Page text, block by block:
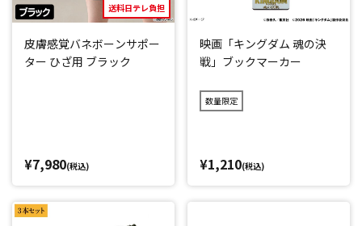
送料日テレ負担
皮膚感覚バネボーンサポー
ター ひざ用 ブラック
¥7,980(税込)
映画「キングダム 魂の決
戦」ブックマーカー
数量限定
¥1,210(税込)